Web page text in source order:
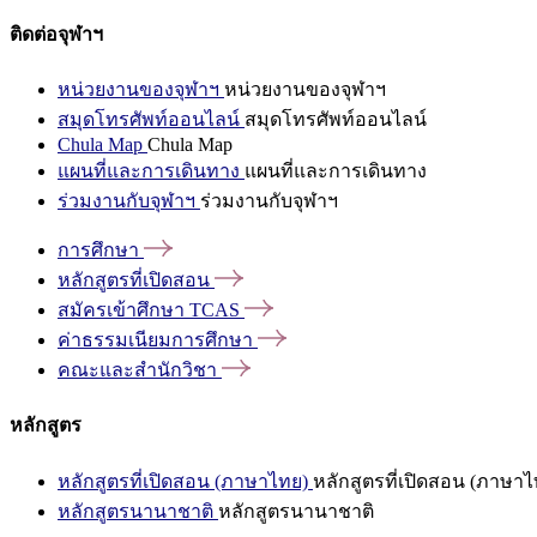
ติดต่อจุฬาฯ
หน่วยงานของจุฬาฯ หน่วยงานของจุฬาฯ
สมุดโทรศัพท์ออนไลน์ สมุดโทรศัพท์ออนไลน์
Chula Map Chula Map
แผนที่และการเดินทาง แผนที่และการเดินทาง
ร่วมงานกับจุฬาฯ ร่วมงานกับจุฬาฯ
การศึกษา
หลักสูตรที่เปิดสอน
สมัครเข้าศึกษา TCAS
ค่าธรรมเนียมการศึกษา
คณะและสำนักวิชา
หลักสูตร
หลักสูตรที่เปิดสอน (ภาษาไทย) หลักสูตรที่เปิดสอน (ภาษาไ
หลักสูตรนานาชาติ หลักสูตรนานาชาติ